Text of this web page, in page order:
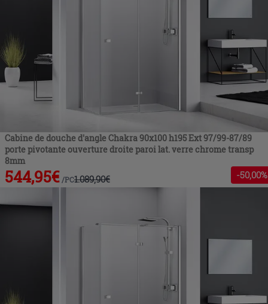
Cabine de douche d'angle Chakra 90x100 h195 Ext 97/99-87/89
porte pivotante ouverture droite paroi lat. verre chrome transp
8mm
544,95€ /PC1.089,90€ -50,00%